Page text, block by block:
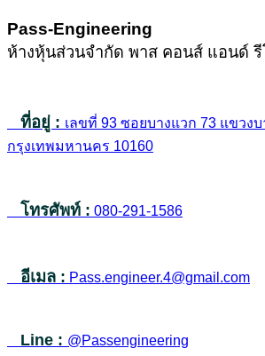
Pass-Engineering
ห้างหุ้นส่วนจำกัด พาส คอนส์ แอนด์ รี
ที่อยู่ : เลขที่ 93 ซอยบางแวก 73 แขวง
กรุงเทพมหานคร 10160
โทรศัพท์ : 080-291-1586
อีเมล : Pass.engineer.4@gmail.com
Line : @Passengineering